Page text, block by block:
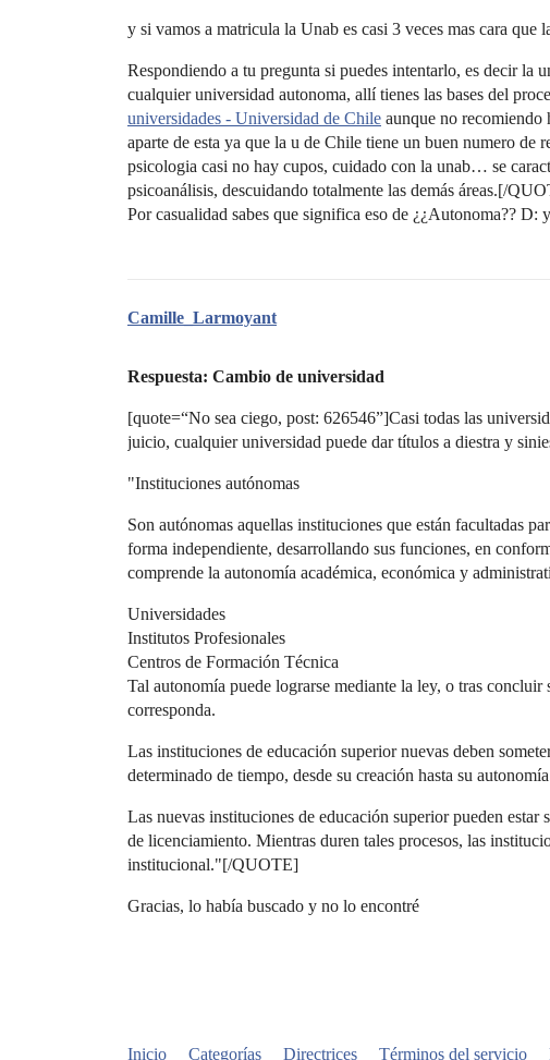
y si vamos a matricula la Unab es casi 3 veces mas cara
Respondiendo a tu pregunta si puedes intentarlo, es decir la
cualquier universidad autonoma, allí tienes las bases del
universidades - Universidad de Chile aunque no recomiendo
aparte de esta ya que la u de Chile tiene un buen numero de
psicologia casi no hay cupos, cuidado con la unab… se
psicoanálisis, descuidando totalmente las demás áreas.[/
Por casualidad sabes que significa eso de ¿¿Autonoma??
Camille_Larmoyant
Respuesta: Cambio de universidad
[quote=“No sea ciego, post: 626546”]Casi todas las
juicio, cualquier universidad puede dar títulos a diestra y
"Instituciones autónomas
Son autónomas aquellas instituciones que están facultadas
forma independiente, desarrollando sus funciones, en
comprende la autonomía académica, económica y
Universidades
Institutos Profesionales
Centros de Formación Técnica
Tal autonomía puede lograrse mediante la ley, o tras
corresponda.
Las instituciones de educación superior nuevas deben
determinado de tiempo, desde su creación hasta su
Las nuevas instituciones de educación superior pueden
de licenciamiento. Mientras duren tales procesos, las
institucional."[/QUOTE]
Gracias, lo había buscado y no lo encontré
Inicio Categorías Directrices Términos del servicio